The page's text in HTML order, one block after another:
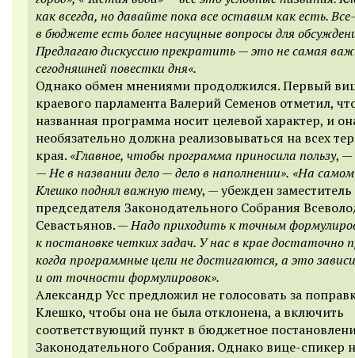
как всегда, но давайте пока все оставим как есть.
в бюджете есть более насущные вопросы для
Предлагаю дискуссию прекратить — это не самая
сегодняшней повестки дня«.
Однако обмен мнениями продолжился. Первый
краевого парламента Валерий Семенов отметил,
названная программа носит целевой характер, и
необязательно должна реализовываться на всех
края. «Главное, чтобы программа приносила пользу, —
—Не в названии дело — дело в наполнении». «На самом
Клешко поднял важную тему, — убежден заместитель
председателя Законодательного Собрания
Севастьянов. —Надо приходить к точным
к постановке четких задач. У нас в крае достаточно
когда программные цели не достигаются, а это
и от точности формулировок».
Александр Усс предложил не голосовать за
Клешко, чтобы она не была отклонена, а включить
соответствующий пункт в бюджетное
Законодательного Собрания. Однако вице-спикер